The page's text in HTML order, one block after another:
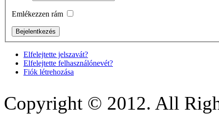
Emlékezzen rám
Elfelejtette jelszavát?
Elfelejtette felhasználónevét?
Fiók létrehozása
Copyright © 2012. All